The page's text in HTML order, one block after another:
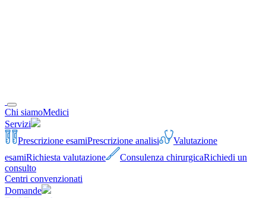
Chi siamoMedici
Servizi
Prescrizione esamiPrescrizione analisi
Valutazione
esamiRichiesta valutazione Consulenza chirurgicaRichiedi un
consulto
Centri convenzionati
Domande